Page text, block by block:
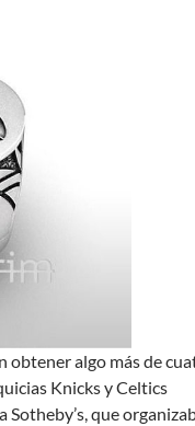
obtener algo más de
Knicks y Celtics
Sotheby’s, que